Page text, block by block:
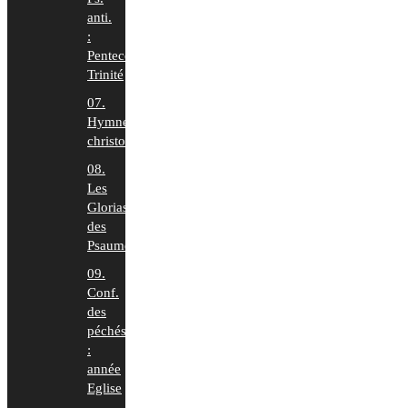
anti.
:
Pentecôte-
Trinité
07.
Hymnes
christologiques
08.
Les
Glorias
des
Psaumes
09.
Conf.
des
péchés
:
année
Eglise